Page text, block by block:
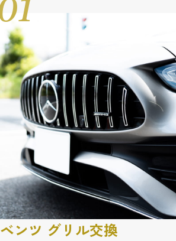
ベンツ グリル交換